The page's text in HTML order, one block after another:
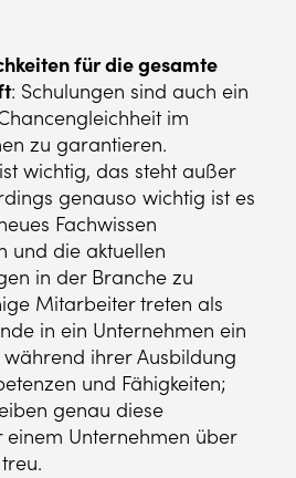
für die gesamte
: Schulungen sind auch ein
im
zu garantieren.
wichtig, das steht außer
genauso wichtig ist es
Fachwissen
und die aktuellen
in der Branche zu
Mitarbeiter treten als
in ein Unternehmen ein
ihrer Ausbildung
und Fähigkeiten;
genau diese
Unternehmen über